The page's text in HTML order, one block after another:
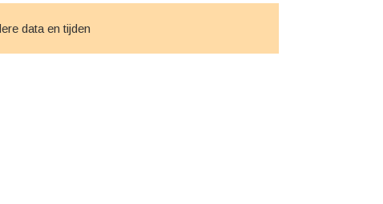
data en tijden